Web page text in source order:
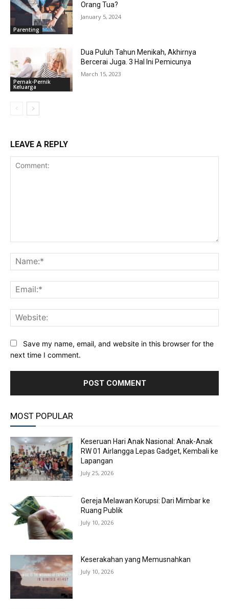
Parenting
Orang Tua?
January 5, 2024
Pernak-Pernik
Keluarga
Dua Puluh Tahun Menikah, Akhirnya
Bercerai Juga. 3 Hal Ini Pemicunya
March 15, 2023
LEAVE A REPLY
Save my name, email, and website in this browser for the
next time I comment.
MOST POPULAR
Keseruan Hari Anak Nasional: Anak-Anak
RW 01 Airlangga Lepas Gadget, Kembali ke
Lapangan
July 25, 2026
Gereja Melawan Korupsi: Dari Mimbar ke
Ruang Publik
July 10, 2026
Keserakahan yang Memusnahkan
July 10, 2026